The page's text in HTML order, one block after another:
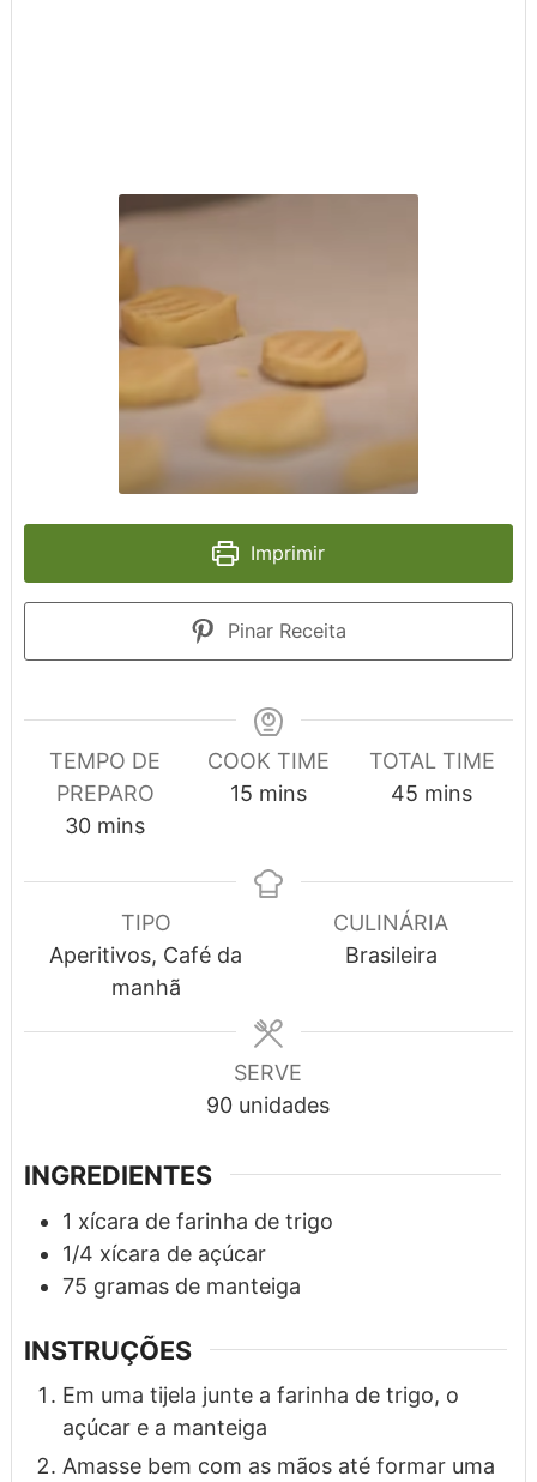
Imprimir
Pinar Receita
TEMPO DE
PREPARO
30minutes
mins
COOK TIME
15 minutes
mins
TOTAL TIME
45 minutes
mins
TIPO
Aperitivos, Café da
manhã
CULINÁRIA
Brasileira
SERVE
90 unidades
INGREDIENTES
1 xícara de farinha de trigo
1/4 xícara de açúcar
75 gramas de manteiga
INSTRUÇÕES
Em uma tijela junte a farinha de trigo, o
açúcar e a manteiga
Amasse bem com as mãos até formar uma